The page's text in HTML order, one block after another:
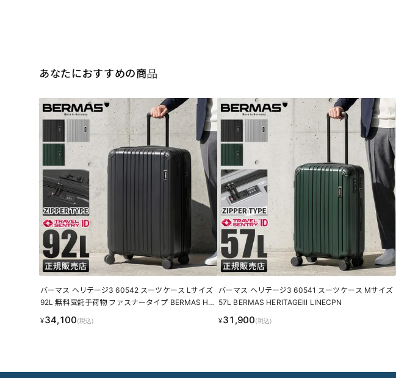
あなたにおすすめの商品
バーマス ヘリテージ3 60542 スーツケース Lサイズ
92L 無料受託手荷物 ファスナータイプ BERMAS HE
RITAGEIII LINECPN
¥34,100(税込)
バーマス ヘリテージ3 60541 スーツケース Mサイズ
57L BERMAS HERITAGEIII LINECPN
¥31,900(税込)